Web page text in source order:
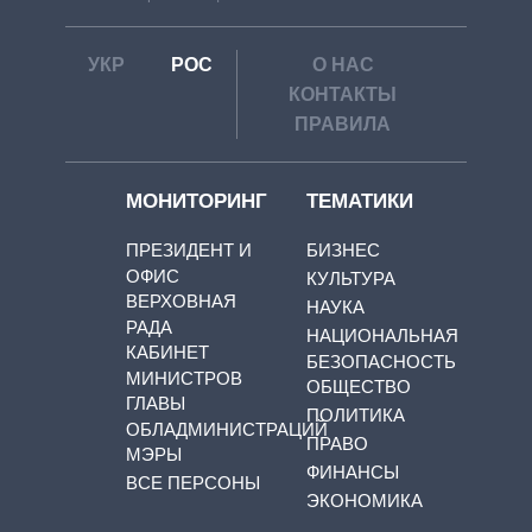
УКР РОС
О НАС
КОНТАКТЫ
ПРАВИЛА
МОНИТОРИНГ
ПРЕЗИДЕНТ И
ОФИС
ВЕРХОВНАЯ
РАДА
КАБИНЕТ
МИНИСТРОВ
ГЛАВЫ
ОБЛАДМИНИСТРАЦИЙ
МЭРЫ
ВСЕ ПЕРСОНЫ
ТЕМАТИКИ
БИЗНЕС
КУЛЬТУРА
НАУКА
НАЦИОНАЛЬНАЯ
БЕЗОПАСНОСТЬ
ОБЩЕСТВО
ПОЛИТИКА
ПРАВО
ФИНАНСЫ
ЭКОНОМИКА